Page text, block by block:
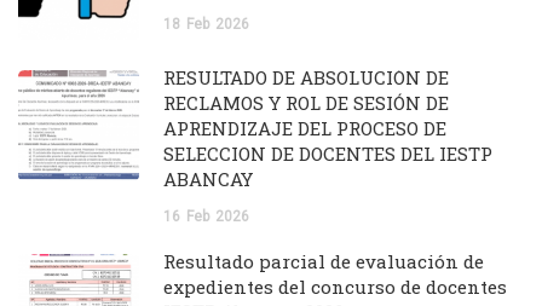
18 Feb 2026
RESULTADO DE ABSOLUCIÓN DE
RECLAMOS Y ROL DE SESIÓN DE
APRENDIZAJE DEL PROCESO DE
SELECCION DE DOCENTES DEL IESTP
ABANCAY
16 Feb 2026
Resultado parcial de evaluación de
expedientes del concurso de docentes